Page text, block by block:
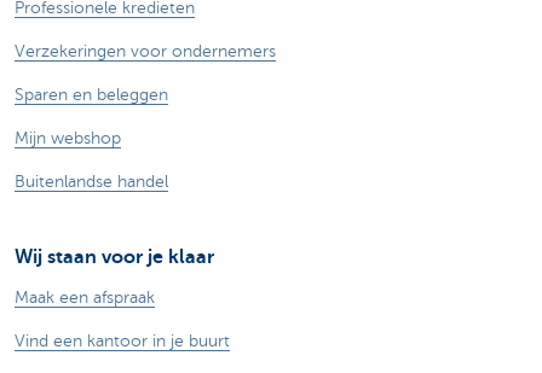
Professionele kredieten
Verzekeringen voor ondernemers
Sparen en beleggen
Mijn webshop
Buitenlandse handel
Wij staan voor je klaar
Maak een afspraak
Vind een kantoor in je buurt